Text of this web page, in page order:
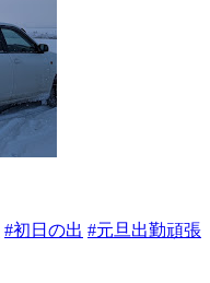
#初日の出 #元旦出勤頑張